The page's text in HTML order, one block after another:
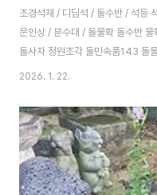
조경석재 / 디딤석 / 돌수반 / 석등
문인상 / 분수대 / 돌물확 돌수반
돌사자 정원조각 돌민속품143
Ø60x35cm 40만원145 돌물확
60cm 35만원149 풀맷돌
60cm 25만원151 쌍사자석등 높
Ø82x20cm 130만원152 바보
높이 1m 30만원152-..
2026. 1. 22.